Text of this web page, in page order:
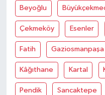
Beyoğlu
Çekmeköy Esenler
Fatih Gaziosmanpaşa
Kâğıthane Kartal
Pendik Sancaktepe